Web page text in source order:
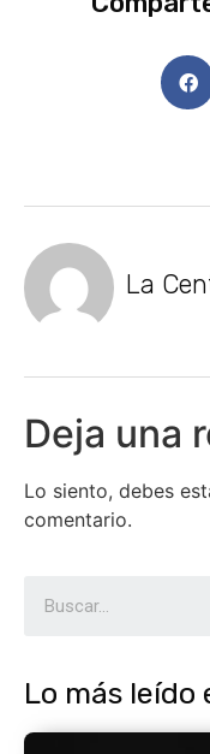
La
Deja una
Lo siento, debes
comentario.
Lo más leído